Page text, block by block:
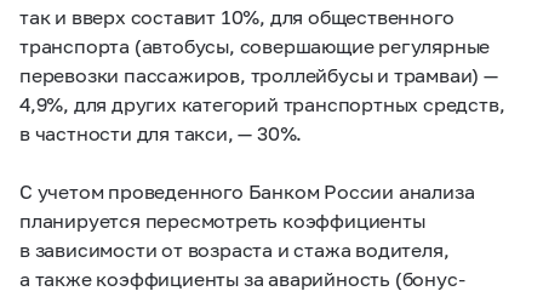
так и вверх составит 10%, для общественного
транспорта (автобусы, совершающие регулярные
перевозки пассажиров, троллейбусы и трамваи) —
4,9%, для других категорий транспортных средств,
в частности для такси, — 30%.
С учетом проведенного Банком России анализа
планируется пересмотреть коэффициенты
в зависимости от возраста и стажа водителя,
а также коэффициенты за аварийность (бонус-